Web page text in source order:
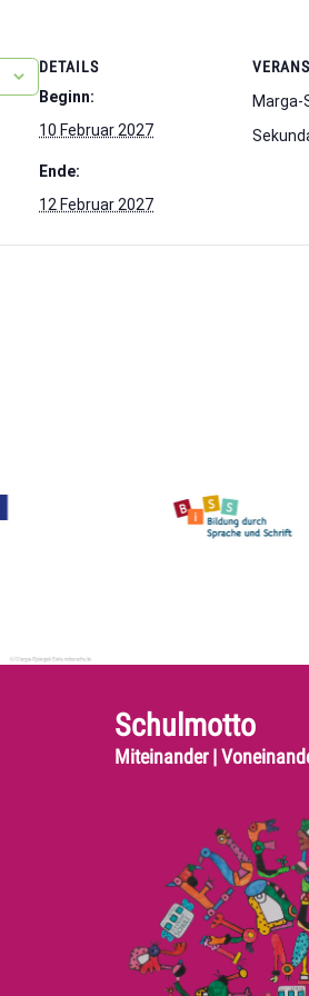
DETAILS
Beginn:
10 Februar 2027
Ende:
12 Februar 2027
Marga-
Schulmotto
Miteinander |